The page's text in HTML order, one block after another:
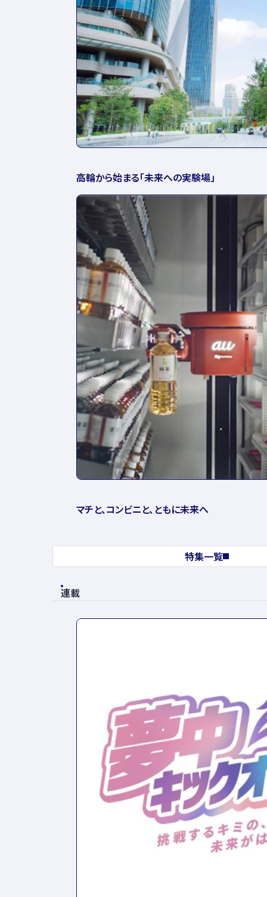
高輪から始まる「未来への実験場」
マチと、コンビニと、ともに未来へ
特集一覧
連載